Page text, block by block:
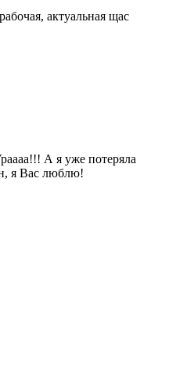
актуальная щас
А я уже потеряла
я Вас люблю!